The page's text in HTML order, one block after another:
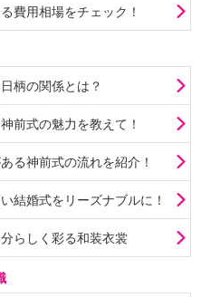
費用相場をチェック！
柄の関係とは？
前式の魅力を教えて！
る神前式の流れを紹介！
結婚式をリーズナブルに！
らしく彩る和装衣裳